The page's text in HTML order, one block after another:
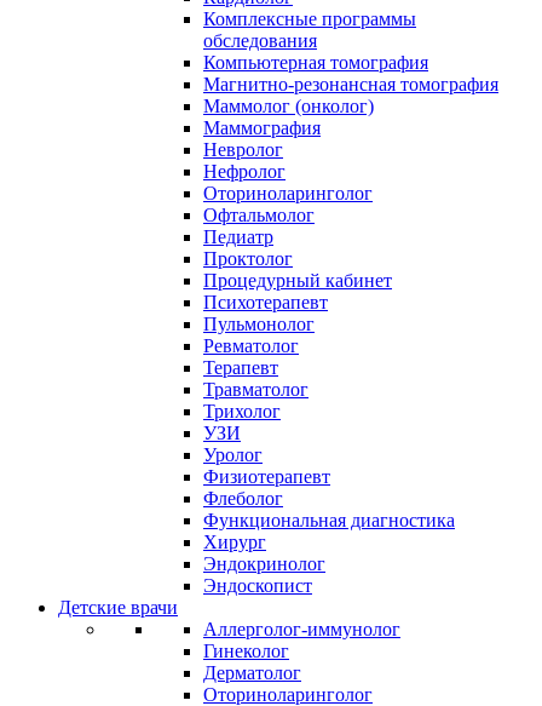
Комплексные программы
обследования
Компьютерная томография
Магнитно-резонансная томография
Маммолог (онколог)
Маммография
Невролог
Нефролог
Оториноларинголог
Офтальмолог
Педиатр
Проктолог
Процедурный кабинет
Психотерапевт
Пульмонолог
Ревматолог
Терапевт
Травматолог
Трихолог
УЗИ
Уролог
Физиотерапевт
Флеболог
Функциональная диагностика
Хирург
Эндокринолог
Эндоскопист
Детские врачи
Аллерголог-иммунолог
Гинеколог
Дерматолог
Оториноларинголог